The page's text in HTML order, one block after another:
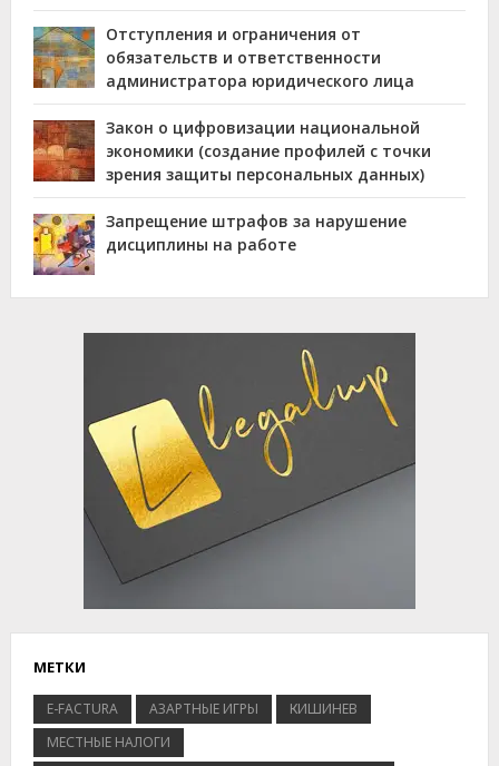
Отступления и ограничения от
обязательств и ответственности
администратора юридического лица
Закон о цифровизации национальной
экономики (создание профилей с точки
зрения защиты персональных данных)
Запрещение штрафов за нарушение
дисциплины на работе
МЕТКИ
E-FACTURA АЗАРТНЫЕ ИГРЫ
КИШИНЕВ
МЕСТНЫЕ НАЛОГИ